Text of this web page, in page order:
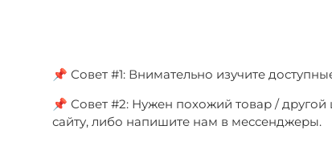
📌 Совет #1: Внимательно изучите
📌 Совет #2: Нужен похожий товар / другой
сайту, либо напишите нам в мессенджеры.